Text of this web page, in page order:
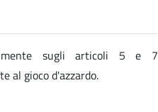
sugli articoli 5 e 7
al gioco d'azzardo.